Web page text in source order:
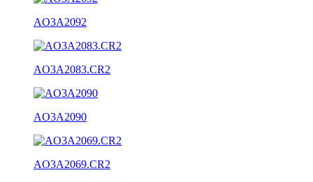
AO3A2092
AO3A2083.CR2
AO3A2090
AO3A2069.CR2